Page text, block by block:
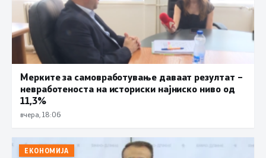
Мерките за самовработување даваат резултат –
невработеноста на историски најниско ниво од
11,3%
вчера, 18:06
ЕКОНОМИЈА